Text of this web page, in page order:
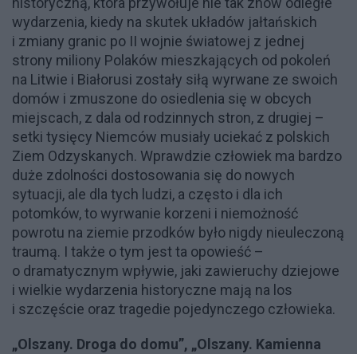
wydarzenia, kiedy na skutek układów jałtańskich
i zmiany granic po II wojnie światowej z jednej
strony miliony Polaków mieszkających od pokoleń
na Litwie i Białorusi zostały siłą wyrwane ze swoich
domów i zmuszone do osiedlenia się w obcych
miejscach, z dala od rodzinnych stron, z drugiej –
setki tysięcy Niemców musiały uciekać z polskich
Ziem Odzyskanych. Wprawdzie człowiek ma bardzo
duże zdolności dostosowania się do nowych
sytuacji, ale dla tych ludzi, a często i dla ich
potomków, to wyrwanie korzeni i niemożność
powrotu na ziemie przodków było nigdy nieuleczoną
traumą. I także o tym jest ta opowieść –
o dramatycznym wpływie, jaki zawieruchy dziejowe
i wielkie wydarzenia historyczne mają na los
i szczęście oraz tragedie pojedynczego człowieka.
„Olszany. Droga do domu”, „Olszany. Kamienna